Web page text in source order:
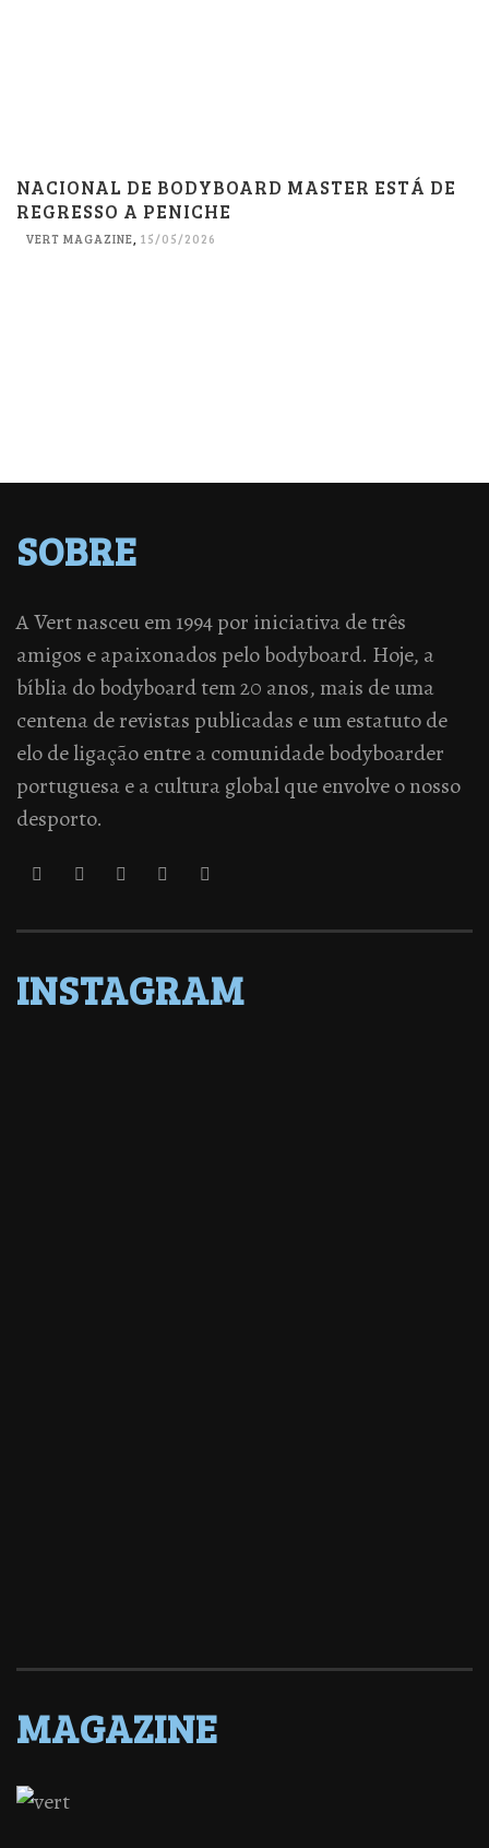
NACIONAL DE BODYBOARD MASTER ESTÁ DE
REGRESSO A PENICHE
VERT MAGAZINE, 15/05/2026
SOBRE
A Vert nasceu em 1994 por iniciativa de três
amigos e apaixonados pelo bodyboard. Hoje, a
bíblia do bodyboard tem 20 anos, mais de uma
centena de revistas publicadas e um estatuto de
elo de ligação entre a comunidade bodyboarder
portuguesa e a cultura global que envolve o nosso
desporto.
INSTAGRAM
MAGAZINE